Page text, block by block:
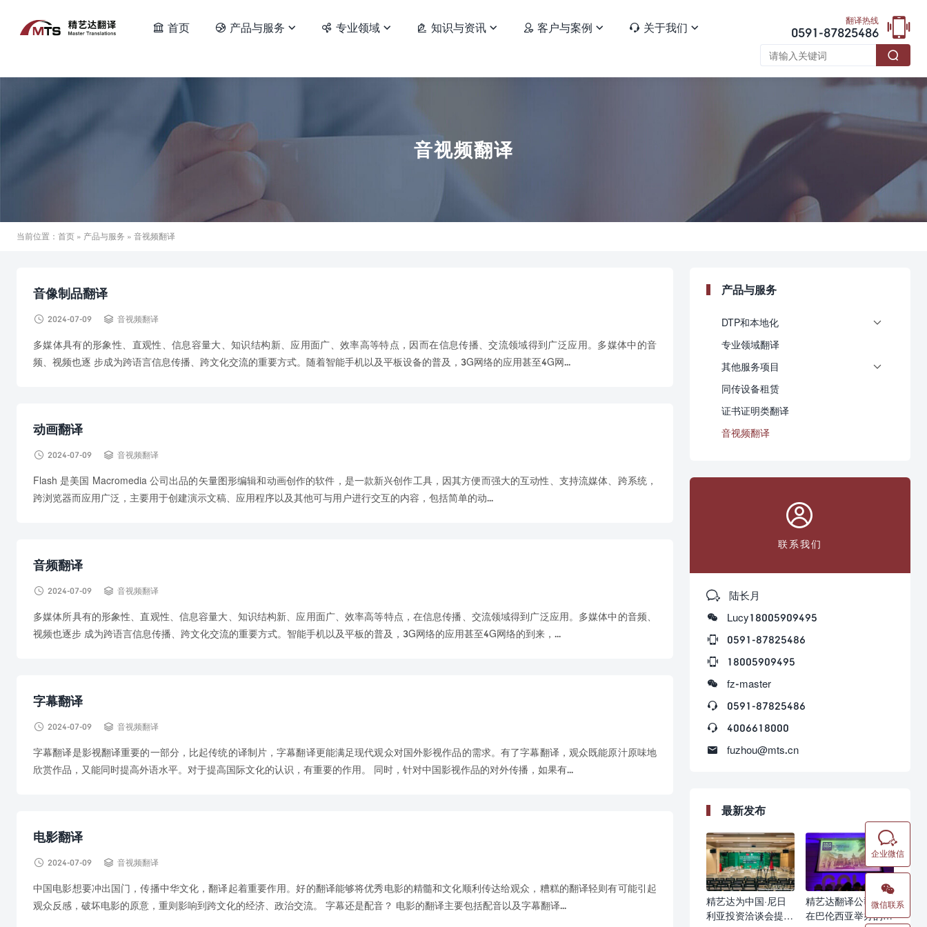
翻译热线
0591-87825486 
 首页  产品与服务   专业领域   知识与资讯   客户与案例   关于我们 

音视频翻译
当前位置： 首页 » 产品与服务 » 音视频翻译
音像制品翻译
 2024-07-09  音视频翻译
多媒体具有的形象性、直观性、信息容量大、知识结构新、应用面广、效率高等特点，因而在信息传播、交流领域得到广泛应用。多媒体中的音
频、视频也逐 步成为跨语言信息传播、跨文化交流的重要方式。随着智能手机以及平板设备的普及，3G网络的应用甚至4G网...
动画翻译
 2024-07-09  音视频翻译
Flash 是美国 Macromedia 公司出品的矢量图形编辑和动画创作的软件，是一款新兴创作工具，因其方便而强大的互动性、支持流媒体、跨系统，
跨浏览器而应用广泛，主要用于创建演示文稿、应用程序以及其他可与用户进行交互的内容，包括简单的动...
音频翻译
 2024-07-09  音视频翻译
多媒体所具有的形象性、直观性、信息容量大、知识结构新、应用面广、效率高等特点，在信息传播、交流领域得到广泛应用。多媒体中的音频、
视频也逐步 成为跨语言信息传播、跨文化交流的重要方式。智能手机以及平板的普及，3G网络的应用甚至4G网络的到来，...
字幕翻译
 2024-07-09  音视频翻译
字幕翻译是影视翻译重要的一部分，比起传统的译制片，字幕翻译更能满足现代观众对国外影视作品的需求。有了字幕翻译，观众既能原汁原味地
欣赏作品，又能同时提高外语水平。对于提高国际文化的认识，有重要的作用。 同时，针对中国影视作品的对外传播，如果有...
电影翻译
 2024-07-09  音视频翻译
中国电影想要冲出国门，传播中华文化，翻译起着重要作用。好的翻译能够将优秀电影的精髓和文化顺利传达给观众，糟糕的翻译轻则有可能引起
观众反感，破坏电影的原意，重则影响到跨文化的经济、政治交流。 字幕还是配音？ 电影的翻译主要包括配音以及字幕翻译...
产品与服务
DTP和本地化 
专业领域翻译
其他服务项目

同传设备租赁
证书证明类翻译
音视频翻译

联系我们

陆长月

Lucy18005909495

0591-87825486

18005909495

fz-master

0591-87825486

4006618000

fuzhou@mts.cn
最新发布
精艺达为中国·尼日
利亚投资洽谈会提供
精艺达翻译公司参加
在巴伦西亚举办的

企业微信

微信联系